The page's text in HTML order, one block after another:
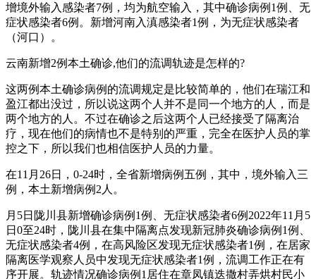
增境外输入感染者7例，均为航空输入，其中确诊病例1例、无
症状感染者6例。新增河南入滇感染者1例，为无症状感染者
（河口）。
云南新增2例本土确诊,他们的流调轨迹是怎样的?
这两例本土确诊病例的流调规定是比较简单的，他们在瑞江和
盈江都出没过，所以说这两个人并不是同一个地方的人，而是
两个地方的人。不过在确诊之后这两个人已经接受了隔离治
疗，现在他们的病情也不是特别的严重，完全在医护人员的掌
控之下，所以我们也相信医护人员的力量。
在11月26日，0-24时，全省新增病例五例，其中，境外输入三
例，本土新增病例2人。
月5日陇川县新增确诊病例1例、无症状感染者6例2022年11月5
日0至24时，陇川县在集中隔离点发现新冠肺炎确诊病例1例、
无症状感染者4例，在高风险区发现无症状感染者1例，在居家
隔离医学观察人员中发现无症状感染者1例，流调工作正在有
序开展。轨迹情况确诊病例1居住在章凤镇迭撒村弄烘村民小